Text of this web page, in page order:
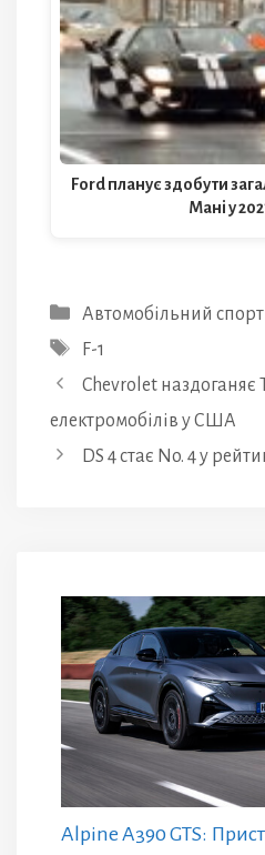
Ford планує здобути
Мані у
Категорії
Автомобільний
Позначки
F-1
Chevrolet наздоганяє
електромобілів у США
DS 4 стає No. 4 у
Alpine A390 GTS: